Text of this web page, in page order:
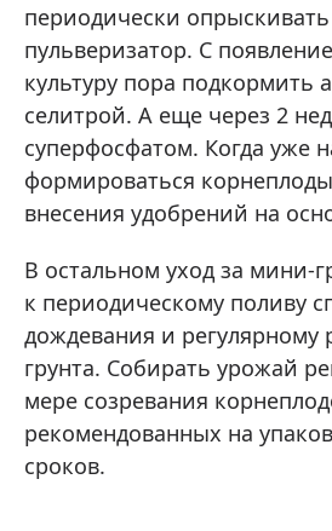
периодически опрыскивать
пульверизатор. С
культуру пора подкормить
селитрой. А еще через 2
суперфосфатом. Когда уже
формироваться
внесения удобрений на
В остальном уход за мини-
к периодическому поливу
дождевания и
грунта. Собирать урожай
мере созревания
рекомендованных на
сроков.